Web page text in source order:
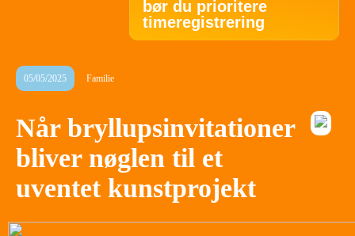
bør du prioritere
timeregistrering
05/05/2025 Familie
Når bryllupsinvitationer
bliver nøglen til et
uventet kunstprojekt